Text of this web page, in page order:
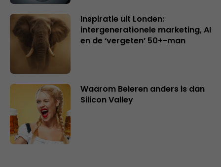
Inspiratie uit Londen:
intergenerationele marketing, AI
en de ‘vergeten’ 50+-man
Waarom Beieren anders is dan
Silicon Valley